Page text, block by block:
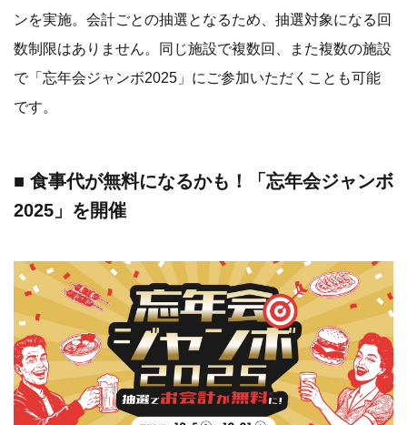
ンを実施。会計ごとの抽選となるため、抽選対象になる回
数制限はありません。同じ施設で複数回、また複数の施設
で「忘年会ジャンボ2025」にご参加いただくことも可能
です。
■ 食事代が無料になるかも！「忘年会ジャンボ
2025」を開催